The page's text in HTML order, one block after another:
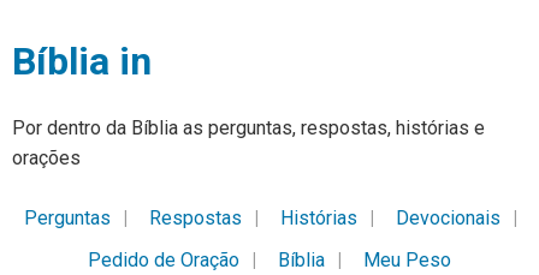
Bíblia in
Por dentro da Bíblia as perguntas, respostas, histórias e
orações
Perguntas Respostas Histórias
Devocionais
Pedido de Oração
Bíblia Meu Peso